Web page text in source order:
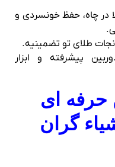
در چاه، حفظ خونسردی و
نجات طلای تو تضمینیه.
به دوربین پیشرفته و ابزار
حرفه‌ ای
گران‌